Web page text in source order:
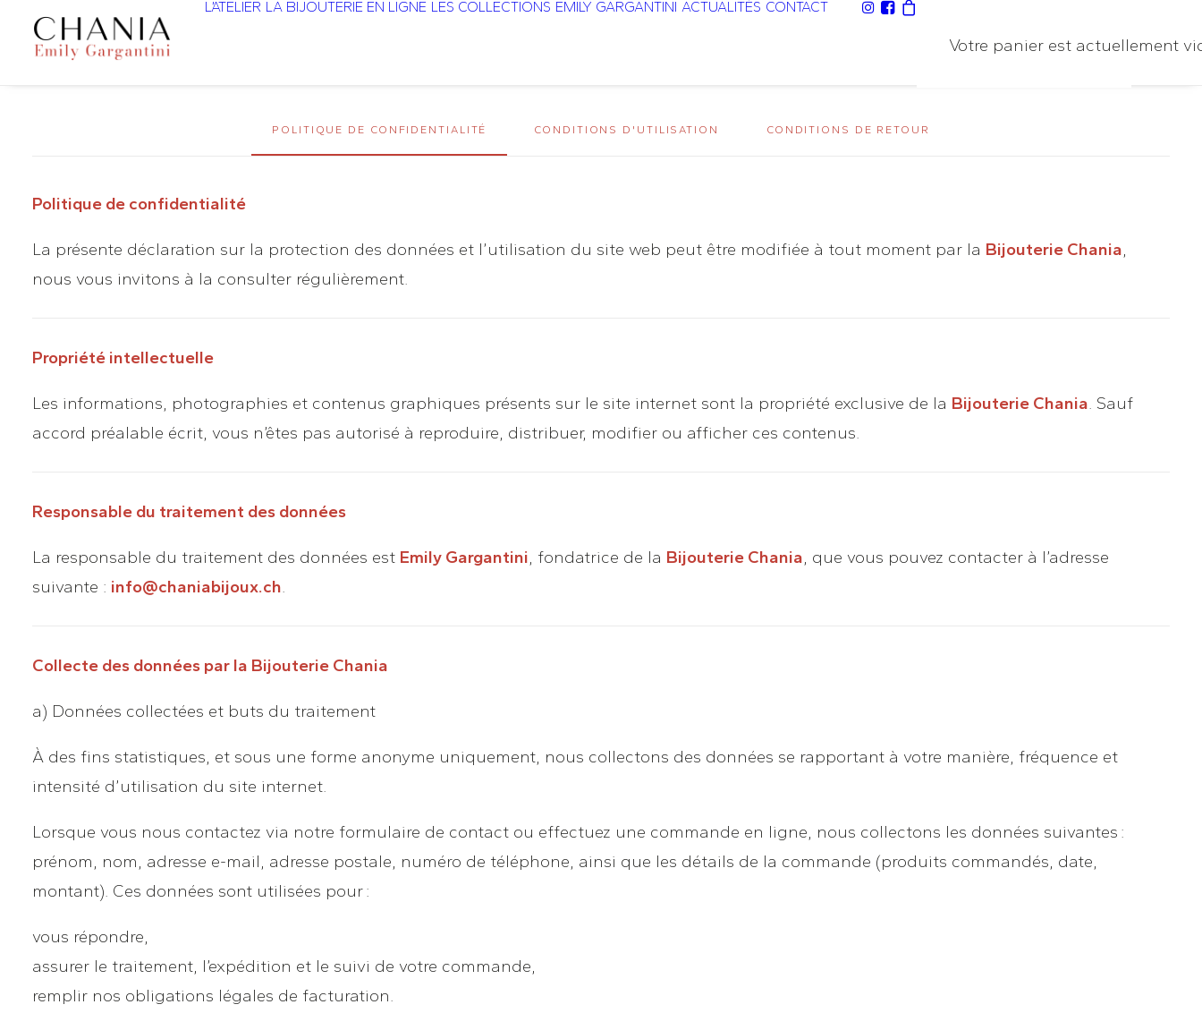
L’ATELIER LA BIJOUTERIE EN LIGNE LES COLLECTIONS EMILY GARGANTINI ACTUALITÉS CONTACT
Votre panier est actuellement
POLITIQUE DE CONFIDENTIALITÉ CONDITIONS D'UTILISATION CONDITIONS DE RETOUR
Politique de confidentialité
La présente déclaration sur la protection des données et l’utilisation du site web peut être modifiée à tout moment par la Bijouterie Chania,
nous vous invitons à la consulter régulièrement.
Propriété intellectuelle
Les informations, photographies et contenus graphiques présents sur le site internet sont la propriété exclusive de la Bijouterie Chania. Sauf
accord préalable écrit, vous n’êtes pas autorisé à reproduire, distribuer, modifier ou afficher ces contenus.
Responsable du traitement des données
La responsable du traitement des données est Emily Gargantini, fondatrice de la Bijouterie Chania, que vous pouvez contacter à l’adresse
suivante : info@chaniabijoux.ch.
Collecte des données par la Bijouterie Chania
a) Données collectées et buts du traitement
À des fins statistiques, et sous une forme anonyme uniquement, nous collectons des données se rapportant à votre manière, fréquence et
intensité d’utilisation du site internet.
Lorsque vous nous contactez via notre formulaire de contact ou effectuez une commande en ligne, nous collectons les données suivantes :
prénom, nom, adresse e-mail, adresse postale, numéro de téléphone, ainsi que les détails de la commande (produits commandés, date,
montant). Ces données sont utilisées pour :
vous répondre,
assurer le traitement, l’expédition et le suivi de votre commande,
remplir nos obligations légales de facturation.